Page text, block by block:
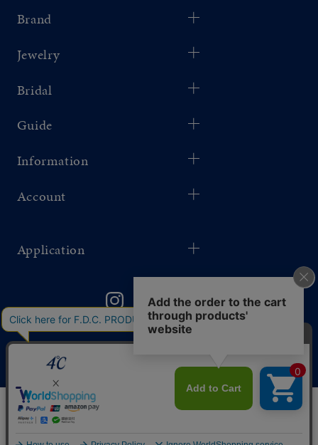
Brand
Jewelry
Bridal
Guide
Information
Account
Application
©F.D.C.PRODUCTS INC.
このサイトではサービス向上のためクッキー
を利用しています。